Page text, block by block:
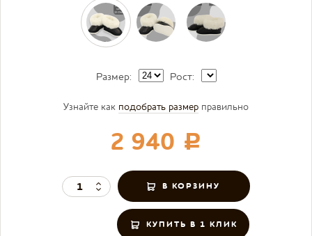
Узнайте как подобрать размер правильно
2 940 c
Размер: Рост:
КУПИТЬ В 1 КЛИК